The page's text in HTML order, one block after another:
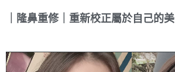
｜隆鼻重修｜重新校正屬於自己的美